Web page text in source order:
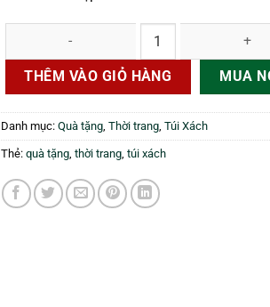
Túi Xách Nữ Dạo Phố - Túi Đeo Chéo Thời
THÊM VÀO GIỎ HÀNG MUA
Danh mục: Quà tặng, Thời trang, Túi Xách
Thẻ: quà tặng, thời trang, túi xách